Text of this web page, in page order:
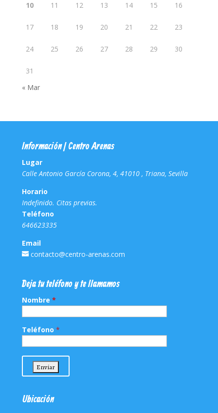
10 11 12 13 14 15 16
17 18 19 20 21 22 23
24 25 26 27 28 29 30
31
« Mar
Información | Centro Arenas
Lugar
Calle Antonio García Corona, 4, 41010 , Triana, Sevilla
Horario
Indefinido. Citas previas.
Teléfono
646623335
Email
contacto@centro-arenas.com
Deja tu teléfono y te llamamos
Nombre *
Teléfono *
Ubicación